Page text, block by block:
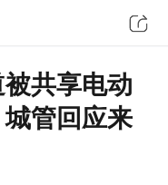
共享电动
管回应来